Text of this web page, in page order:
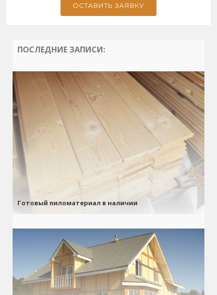
ОСТАВИТЬ ЗАЯВКУ
ПОСЛЕДНИЕ ЗАПИСИ:
Готовый пиломатериал в наличии